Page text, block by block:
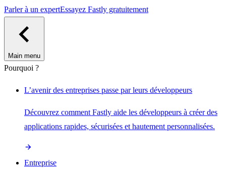
Parler à un expertEssayez Fastly gratuitement
Main menu
Pourquoi ?
L’avenir des entreprises passe par leurs développeurs
Découvrez comment Fastly aide les développeurs à créer des
applications rapides, sécurisées et hautement personnalisées.
Entreprise